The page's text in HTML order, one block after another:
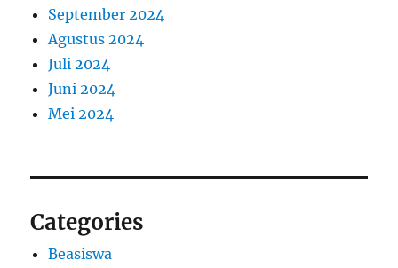
September 2024
Agustus 2024
Juli 2024
Juni 2024
Mei 2024
Categories
Beasiswa